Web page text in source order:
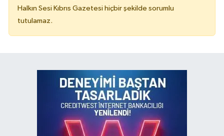
Halkın Sesi Kıbrıs Gazetesi hiçbir şekilde sorumlu
tutulamaz.